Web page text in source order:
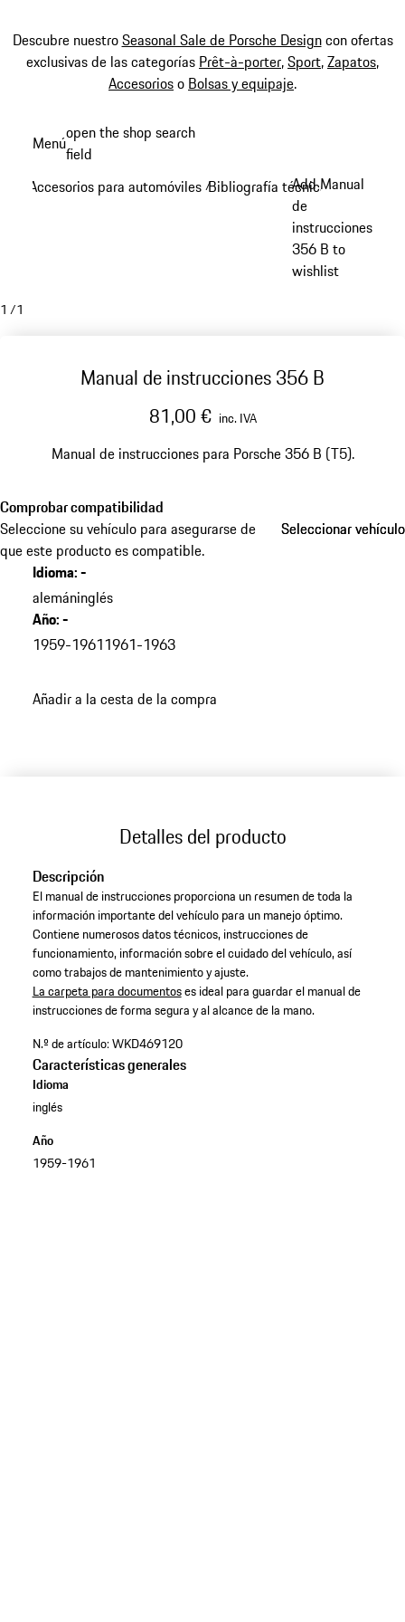
Descubre nuestroSeasonal Sale de Porsche Designcon ofertas
exclusivas de las categorías Prêt-à-porter,Sport,Zapatos,
Accesorioso Bolsas y equipaje.
principal
Menúopen the shop search
field
Accesorios para automóviles /Bibliografía técnica/
Add Manual
de
instrucciones
356 B to
wishlist
1 /1
Manual de instrucciones 356 B
81,00 € inc. IVA
Manual de instrucciones para Porsche 356 B (T5).
Comprobar compatibilidad
Seleccione su vehículo para asegurarse de
que este producto es compatible.
Seleccionar vehículo
Seleccionar vehículo
Idioma:-
alemáninglés
Año:-
1959-19611961-1963
Añadir a la cesta de la compra
Detalles del producto
Descripción
El manual de instrucciones proporciona un resumen de toda la
información importante del vehículo para un manejo óptimo.
Contiene numerosos datos técnicos, instrucciones de
funcionamiento, información sobre el cuidado del vehículo, así
como trabajos de mantenimiento y ajuste. ​
La carpeta para documentos​es ideal para guardar el manual de
instrucciones de forma segura y al alcance de la mano.​
N.º de artículo:WKD469120
Características generales
Idioma
inglés
Año
1959-1961